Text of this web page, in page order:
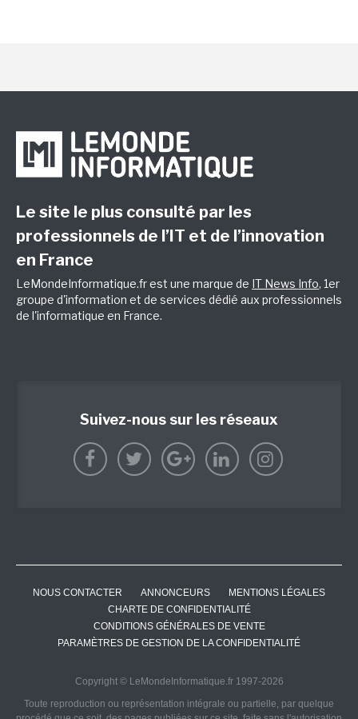
Le site le plus consulté par les
professionnels de l’IT et de l’innovation
en France
LeMondeInformatique.fr est une marque de IT News Info, 1er
groupe d'information et de services dédié aux professionnels
de l'informatique en France.
Suivez-nous sur les réseaux
NOUS CONTACTER ANNONCEURS
MENTIONS LÉGALES
CHARTE DE CONFIDENTIALITÉ
CONDITIONS GÉNÉRALES DE VENTE
PARAMÈTRES DE GESTION DE LA CONFIDENTIALITÉ
Copyright © LeMondeInformatique.fr 1997-2026
Toute reproduction ou représentation intégrale ou partielle, par quelque